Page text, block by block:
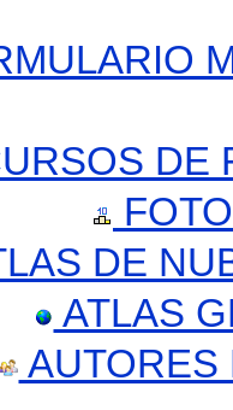
DE
DE
ATLAS
AUTORES